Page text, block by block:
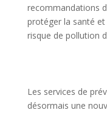
recommandations
protéger la santé
risque de pollution
Les services de
désormais une